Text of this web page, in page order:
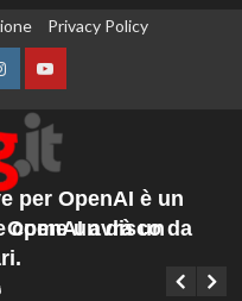
Privacy Policy
YouTube
governative
per OpenAI è un
come un disco da
avrà un
nel cast del
Vip? Claudia Dionigi
dopo 10 anni, è
per il nuovo album!
il tradimento con